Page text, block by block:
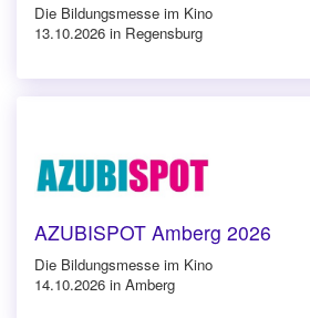
Die Bildungsmesse im Kino
13.10.2026 in Regensburg
AZUBISPOT Amberg 2026
Die Bildungsmesse im Kino
14.10.2026 in Amberg